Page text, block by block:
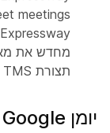
תצורת Cisco TMS.
יומן Google (שירות מבוסס ענן)